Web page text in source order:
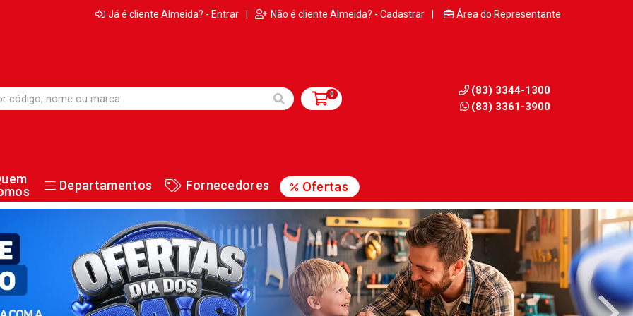
Já é cliente Almeida? - Entrar | Não é cliente Almeida? - Cadastrar | Área do Representante
0
(83) 3344-1300
(83) 3361-3900
Departamentos Fornecedores Ofertas